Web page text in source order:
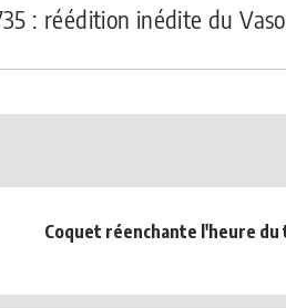
: réédition inédite du
Coquet réenchante l'heure du